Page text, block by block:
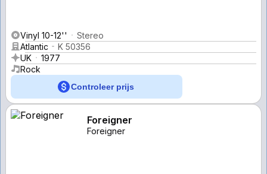
Vinyl 10-12''
Stereo
Atlantic
K 50356
UK
1977
Rock
Controleer prijs
Foreigner
Foreigner